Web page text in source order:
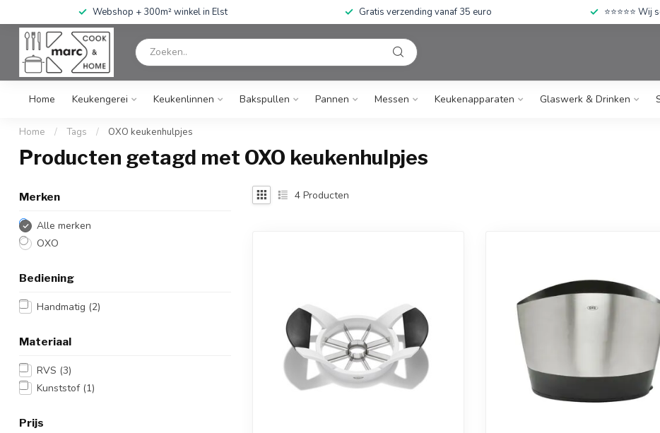
Webshop + 300m² winkel in Elst Gratis verzending vanaf 35 euro ⭐⭐⭐⭐⭐
Home Keukengerei Keukenlinnen Bakspullen Pannen Messen Keukenapparaten Glaswerk & Drinken
Home / Tags / OXO keukenhulpjes
Producten getagd met OXO keukenhulpjes
Merken
Alle merken
OXO
Bediening
Handmatig (2)
Materiaal
RVS (3)
Kunststof (1)
Prijs
4 Producten